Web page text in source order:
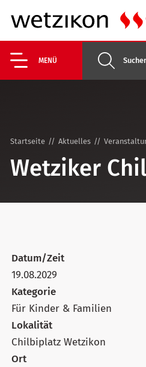
MENÜ
Startseite Aktuelles
Wetziker
Datum/Zeit
19.08.2029
Kategorie
Für Kinder & Familien
Lokalität
Chilbiplatz Wetzikon
Ort